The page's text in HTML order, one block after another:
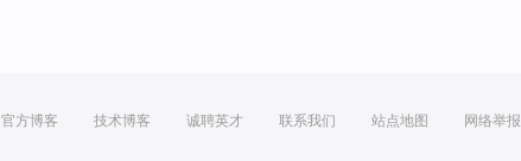
官方博客 技术博客 诚聘英才 联系我们 站点地图 网络举报